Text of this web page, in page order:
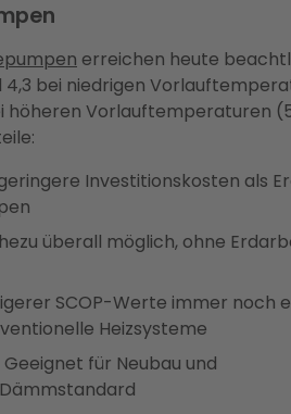
erreichen heute
4,3 bei niedrigen
höheren Vorlauftemperaturen
Investitionskosten als
überall möglich, ohne
SCOP-Werte immer noch
Heizsysteme
Geeignet für Neubau und